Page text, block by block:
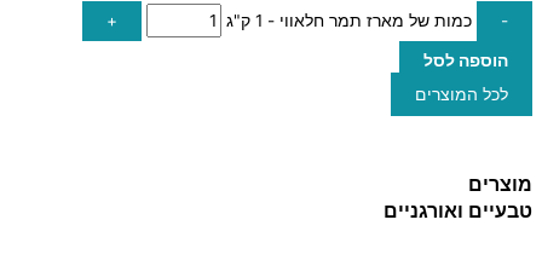
- כמות של מארז תמר חלאווי - 1 ק"ג +
הוספה לסל
לכל המוצרים
מוצרים
טבעיים ואורגניים